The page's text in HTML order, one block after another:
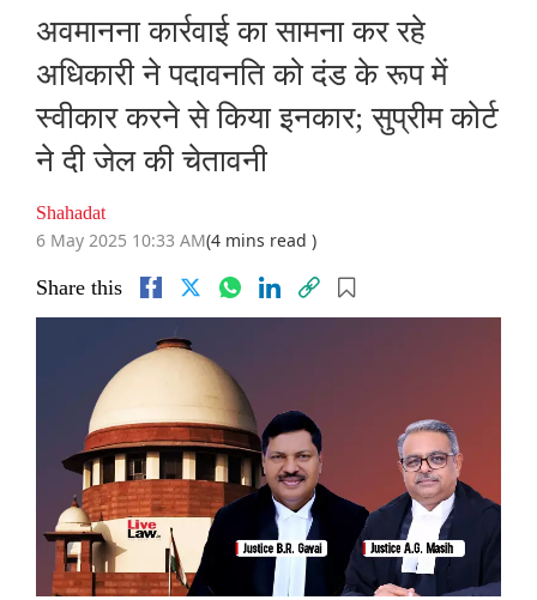
अवमानना ​​कार्रवाई का सामना कर रहे
अधिकारी ने पदावनति को दंड के रूप में
स्वीकार करने से किया इनकार; सुप्रीम कोर्ट
ने दी जेल की चेतावनी
Shahadat
6 May 2025 10:33 AM(4 mins read )
Share this